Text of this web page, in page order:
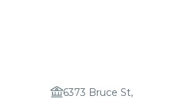
6373 Bruce St,